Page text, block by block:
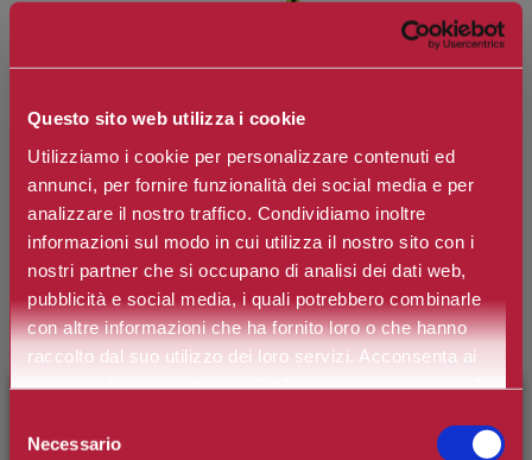
Questo sito web utilizza i cookie
Utilizziamo i cookie per personalizzare contenuti ed
annunci, per fornire funzionalità dei social media e per
analizzare il nostro traffico. Condividiamo inoltre
informazioni sul modo in cui utilizza il nostro sito con i
nostri partner che si occupano di analisi dei dati web,
pubblicità e social media, i quali potrebbero combinarle
con altre informazioni che ha fornito loro o che hanno
raccolto dal suo utilizzo dei loro servizi. Acconsenta ai
nostri cookie se continua ad utilizzare il nostro sito web.
delNecessario
CLARINS
Mousse Detergente Rinnovatrice con
estratti di erbe delle Alpi e acidi della
polpa di tamarindo
Marchio: Clarins
Art. n. 3666057228629